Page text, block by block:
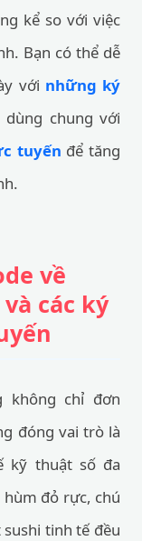
kể so với việc
Bạn có thể dễ
với những ký
dùng chung với
tuyến để tăng
về
các ký
không chỉ đơn
đóng vai trò là
kỹ thuật số đa
đỏ rực, chú
tinh tế đều